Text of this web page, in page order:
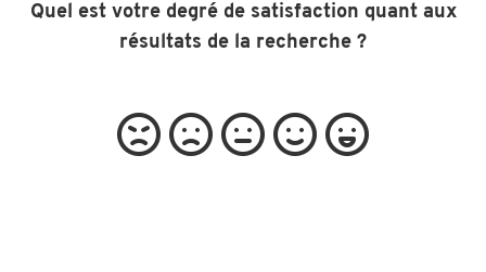
Quel est votre degré de satisfaction quant aux
résultats de la recherche ?